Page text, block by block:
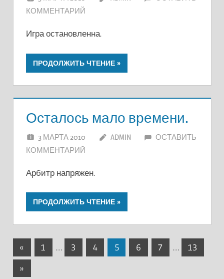
КОММЕНТАРИЙ
Игра остановленна.
ПРОДОЛЖИТЬ ЧТЕНИЕ
Осталось мало времени.
3 МАРТА 2010 ADMIN
ОСТАВИТЬ
КОММЕНТАРИЙ
Арбитр напряжен.
ПРОДОЛЖИТЬ ЧТЕНИЕ
Пагинация
записей
« Предыдущие
записи
1 … 3 4 5 6 7 …
13
Следующие
»